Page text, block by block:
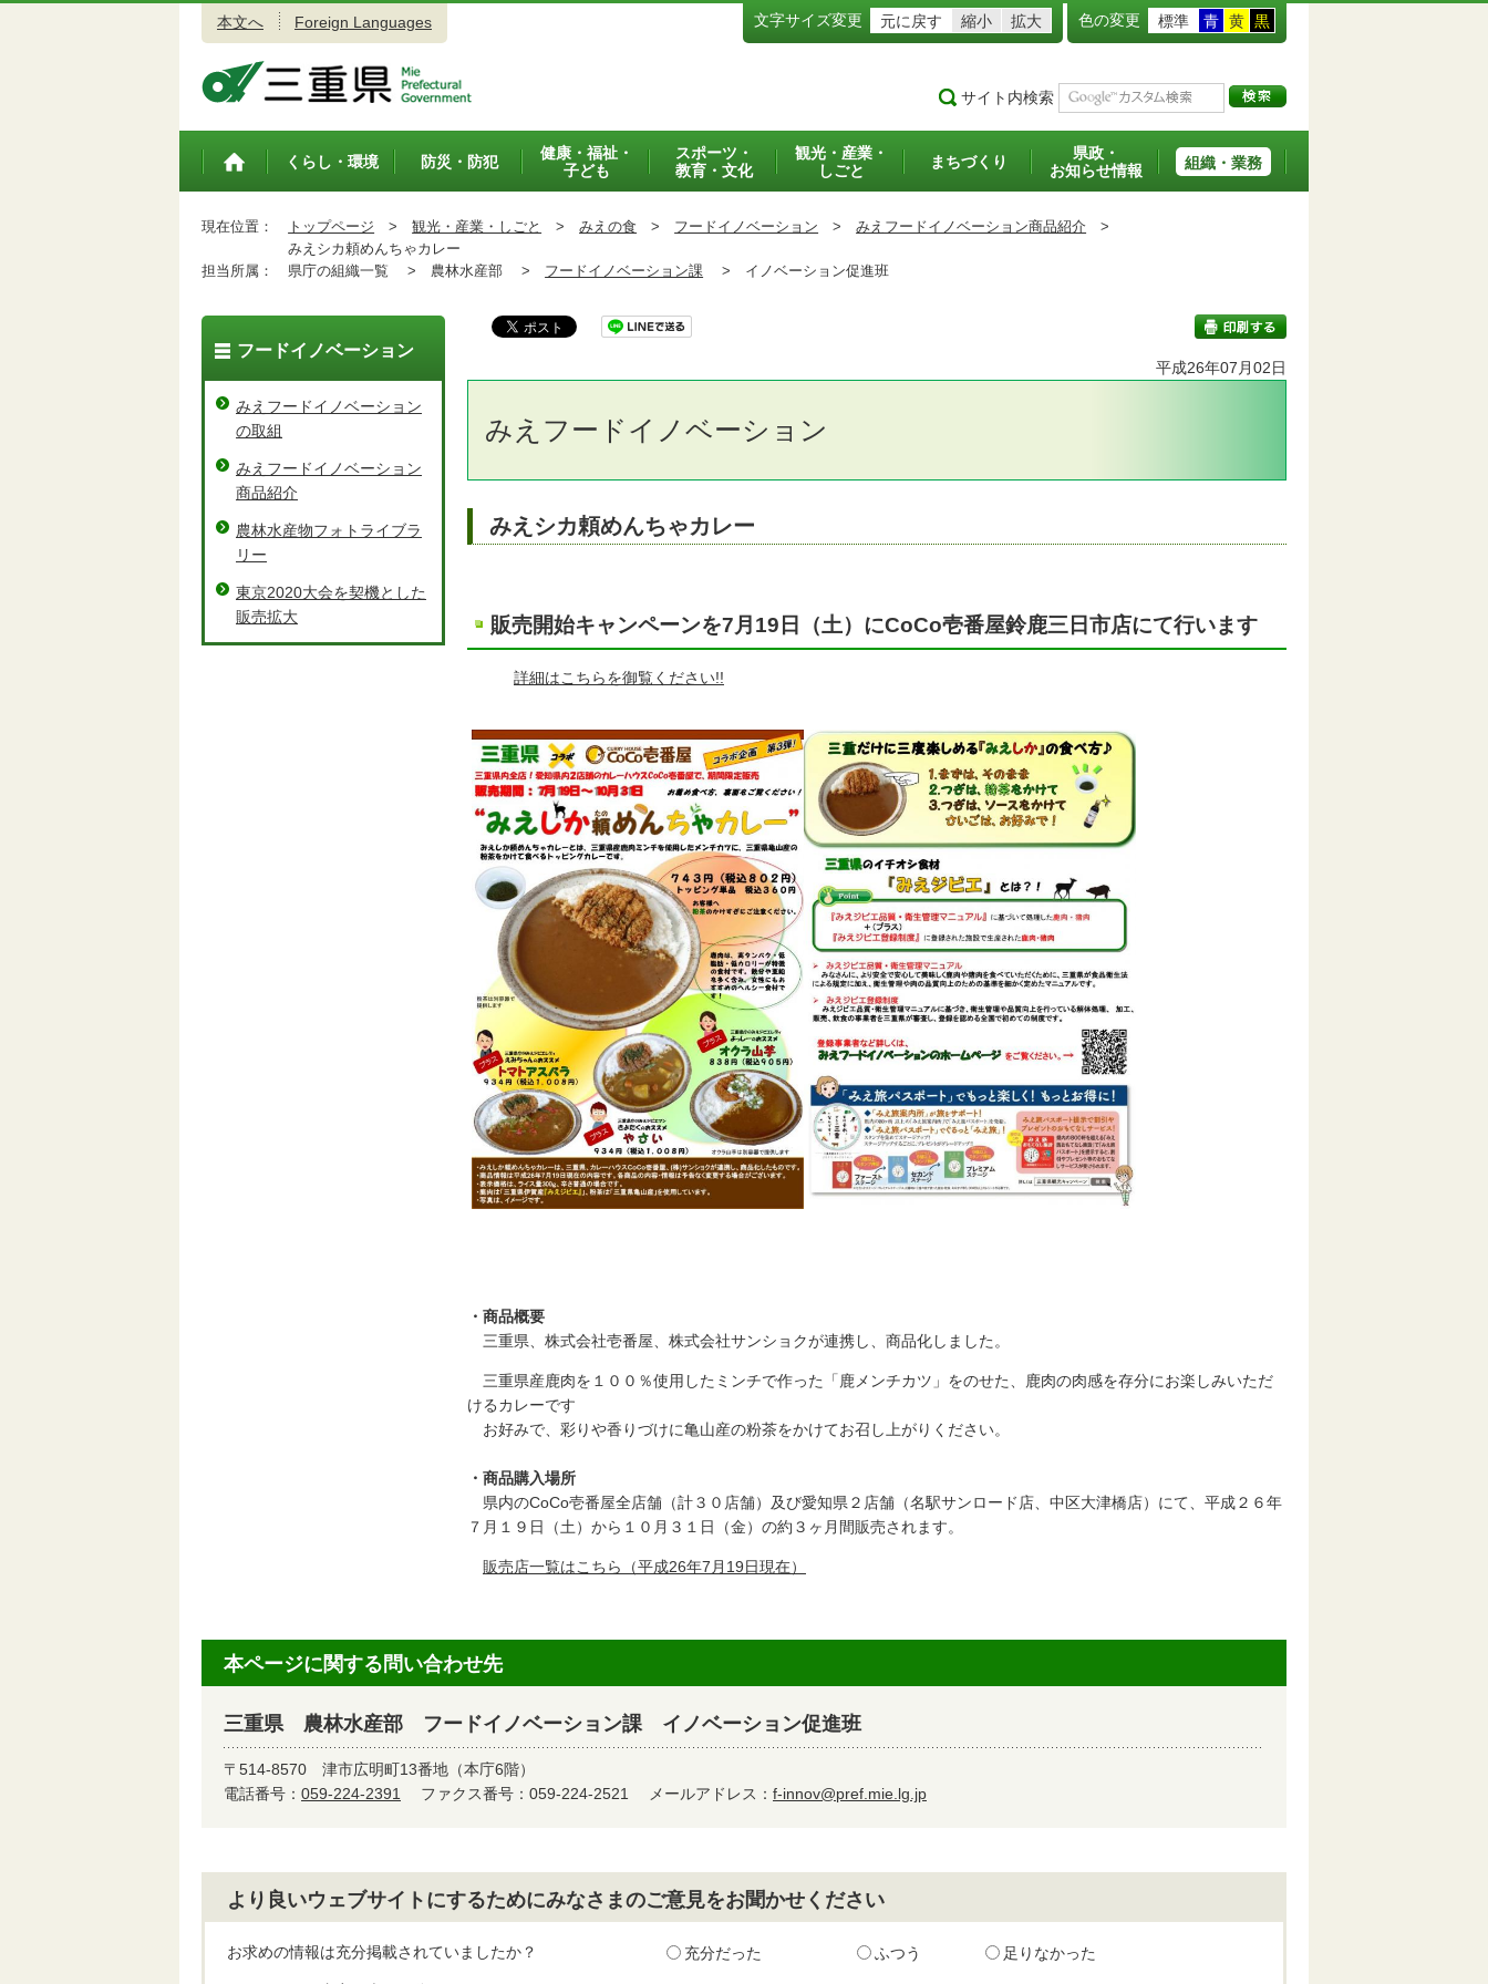
本文へ Foreign Languages 文字サイズ変更 元に戻す 縮小 拡大 色の変更 標準 青 黄 黒
サイト内検索
トップペ
くらし・環境 防災・防犯
健康・福祉・
子ども
スポーツ・
教育・文化
観光・産業・
しごと
まちづくり
県政・
お知らせ情報
組織・業務
現在位置： トップページ > 観光・産業・しごと > みえの食 > フードイノベーション > みえフードイノベーション商品紹介 >
みえシカ頼めんちゃカレー
担当所属：
県庁の組織一覧 > 農林水産部 > フードイノベーション課 > イノベーション促進班
平成26年07月02日
みえフードイノベーション
みえシカ頼めんちゃカレー
販売開始キャンペーンを7月19日（土）にCoCo壱番屋鈴鹿三日市店にて行います
詳細はこちらを御覧ください!!
・商品概要
三重県、株式会社壱番屋、株式会社サンショクが連携し、商品化しました。
三重県産鹿肉を１００％使用したミンチで作った「鹿メンチカツ」をのせた、鹿肉の肉感を存分にお楽しみいただ
けるカレーです
お好みで、彩りや香りづけに亀山産の粉茶をかけてお召し上がりください。
・商品購入場所
県内のCoCo壱番屋全店舗（計３０店舗）及び愛知県２店舗（名駅サンロード店、中区大津橋店）にて、平成２６年
７月１９日（土）から１０月３１日（金）の約３ヶ月間販売されます。
販売店一覧はこちら（平成26年7月19日現在）
フードイノベーション
みえフードイノベーション
の取組
みえフードイノベーション
商品紹介
農林水産物フォトライブラ
リー
東京2020大会を契機とした
販売拡大
本ページに関する問い合わせ先
三重県 農林水産部 フードイノベーション課 イノベーション促進班
〒514-8570 津市広明町13番地（本庁6階）
電話番号： 059-224-2391 ファクス番号：059-224-2521 メールアドレス： f-innov@pref.mie.lg.jp
より良いウェブサイトにするためにみなさまのご意見をお聞かせください
お求めの情報は充分掲載されていましたか？ 充分だった ふつう 足りなかった